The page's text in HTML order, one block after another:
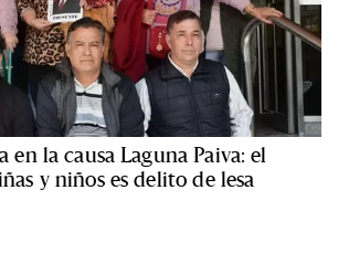
en la causa Laguna Paiva: el
y niños es delito de lesa